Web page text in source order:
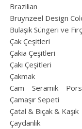
Brazilian
Bruynzeel Design
Bulaşık Süngeri ve
Çak Çeşitleri
Çakia Çeşitleri
Çakı Çeşitleri
Çakmak
Cam – Seramik –
Çamaşır Sepeti
Çatal & Bıçak & Kaşık
Çaydanlık